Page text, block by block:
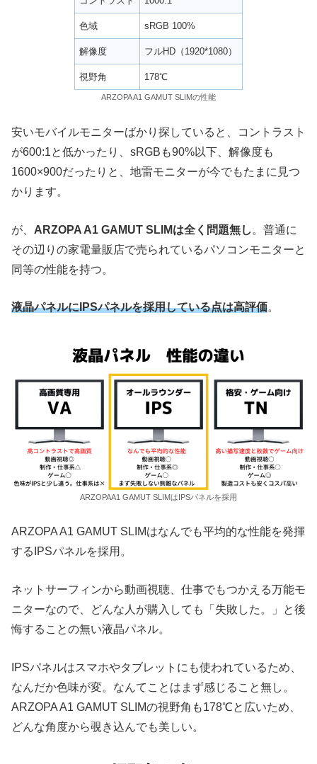
色域 sRGB 100%
解像度 フルHD（1920*1080）
視野角 178℃
ARZOPA A1 GAMUT SLIMの性能
安いモバイルモニターばかり探していると、コントラスト
が600:1と低かったり、sRGBも90%以下、解像度も
1600×900だったりと、地雷モニターが今でもたまに見つ
かります。
が、 ARZOPA A1 GAMUT SLIMは全く問題無し 。普通に
その辺りの家電量販店で売られているパソコンモニターと
同等の性能を持つ。
液晶パネルにIPSパネルを採用している点は高評価。
ARZOPAA1 GAMUT SLIMはIPSパネルを採用
ARZOPA A1 GAMUT SLIMはなんでも平均的な性能を発揮
するIPSパネルを採用。
ネットサーフィンから動画視聴、仕事でもつかえる万能モ
ニターなので、どんな人が購入しても「失敗した。」と後
悔することの無い液晶パネル。
IPSパネルはスマホやタブレットにも使われているため、
なんだか色味が変。なんてことはまず感じること無し。
ARZOPA A1 GAMUT SLIMの視野角も178℃と広いため、
どんな角度から覗き込んでも美しい。